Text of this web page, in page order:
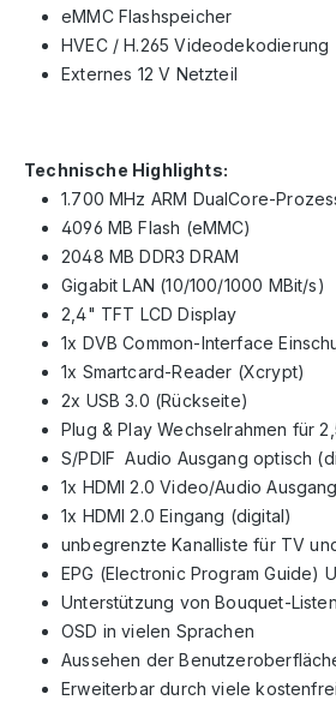
eMMC Flashspeicher
HVEC / H.265 Videodekodierung
Externes 12 V Netzteil
Technische Highlights:
1.700 MHz ARM DualCore-
4096 MB Flash (eMMC)
2048 MB DDR3 DRAM
Gigabit LAN (10/100/1000 MBit/s)
2,4" TFT LCD Display
1x DVB Common-Interface
1x Smartcard-Reader (Xcrypt)
2x USB 3.0 (Rückseite)
Plug & Play Wechselrahmen für
S/PDIF Audio Ausgang optisch
1x HDMI 2.0 Video/Audio
1x HDMI 2.0 Eingang (digital)
unbegrenzte Kanalliste für TV
EPG (Electronic Program Guide)
Unterstützung von Bouquet-
OSD in vielen Sprachen
Aussehen der
Erweiterbar durch viele